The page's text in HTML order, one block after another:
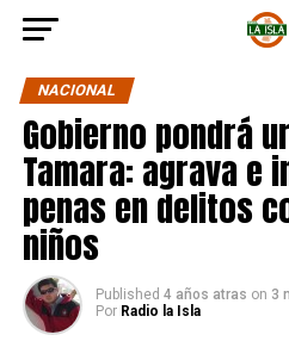
NACIONAL
Gobierno pondrá
Tamara: agrava e
penas en delitos
niños
Published 4 años atras on 3
Por Radio la Isla